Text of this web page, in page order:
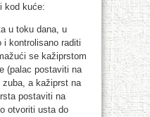
kod kuće:
u toku dana, u
i kontrolisano raditi
se kažiprstom
(palac postaviti na
zuba, a kažiprst na
postaviti na
otvoriti usta do